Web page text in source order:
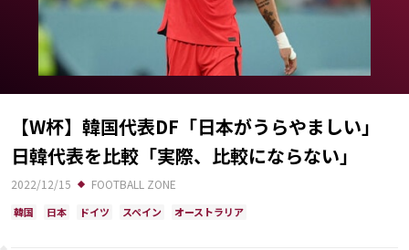
日本代表
Team Japan
日程・結果
Schedule
ランキング
Ranking
【W杯】韓国代表DF「日本がうらやましい」
日韓代表を比較「実際、比較にならない」
2022/12/15 FOOTBALL ZONE
韓国 日本 ドイツ スペイン オーストラリア